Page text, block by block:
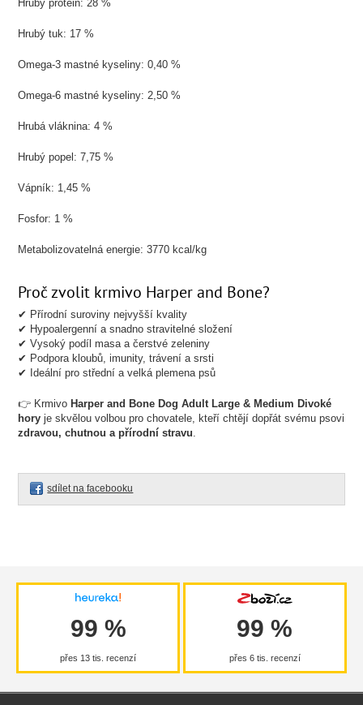
Hrubý protein: 28 %
Hrubý tuk: 17 %
Omega-3 mastné kyseliny: 0,40 %
Omega-6 mastné kyseliny: 2,50 %
Hrubá vláknina: 4 %
Hrubý popel: 7,75 %
Vápník: 1,45 %
Fosfor: 1 %
Metabolizovatelná energie: 3770 kcal/kg
Proč zvolit krmivo Harper and Bone?
✔ Přírodní suroviny nejvyšší kvality
✔ Hypoalergenní a snadno stravitelné složení
✔ Vysoký podíl masa a čerstvé zeleniny
✔ Podpora kloubů, imunity, trávení a srsti
✔ Ideální pro střední a velká plemena psů
👉 Krmivo Harper and Bone Dog Adult Large & Medium Divoké
hory je skvělou volbou pro chovatele, kteří chtějí dopřát svému psovi
zdravou, chutnou a přírodní stravu.
sdílet na facebooku
99 %
přes 13 tis. recenzí
99 %
přes 6 tis. recenzí